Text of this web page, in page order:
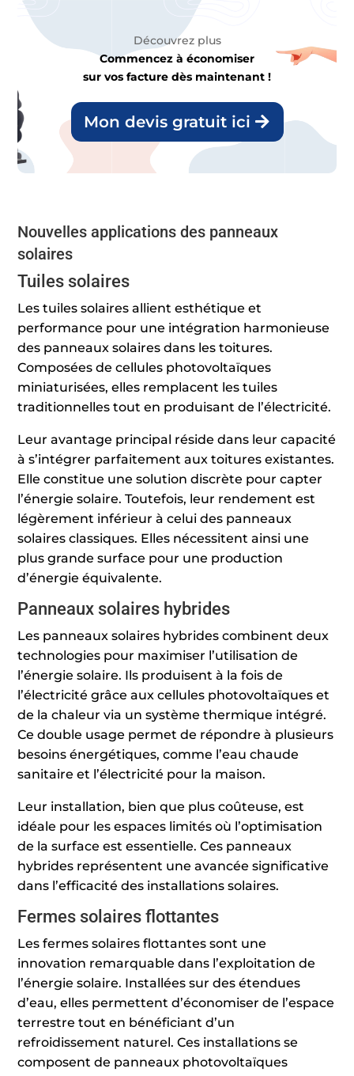
Découvrez plus
Commencez à économiser
sur vos facture dès maintenant !
Mon devis gratuit ici
Nouvelles applications des panneaux
solaires
Tuiles solaires
Les tuiles solaires allient esthétique et
performance pour une intégration harmonieuse
des panneaux solaires dans les toitures.
Composées de cellules photovoltaïques
miniaturisées, elles remplacent les tuiles
traditionnelles tout en produisant de l’électricité.
Leur avantage principal réside dans leur capacité
à s’intégrer parfaitement aux toitures existantes.
Elle constitue une solution discrète pour capter
l’énergie solaire. Toutefois, leur rendement est
légèrement inférieur à celui des panneaux
solaires classiques. Elles nécessitent ainsi une
plus grande surface pour une production
d’énergie équivalente.
Panneaux solaires hybrides
Les panneaux solaires hybrides combinent deux
technologies pour maximiser l’utilisation de
l’énergie solaire. Ils produisent à la fois de
l’électricité grâce aux cellules photovoltaïques et
de la chaleur via un système thermique intégré.
Ce double usage permet de répondre à plusieurs
besoins énergétiques, comme l’eau chaude
sanitaire et l’électricité pour la maison.
Leur installation, bien que plus coûteuse, est
idéale pour les espaces limités où l’optimisation
de la surface est essentielle. Ces panneaux
hybrides représentent une avancée significative
dans l’efficacité des installations solaires.
Fermes solaires flottantes
Les fermes solaires flottantes sont une
innovation remarquable dans l’exploitation de
l’énergie solaire. Installées sur des étendues
d’eau, elles permettent d’économiser de l’espace
terrestre tout en bénéficiant d’un
refroidissement naturel. Ces installations se
composent de panneaux photovoltaïques